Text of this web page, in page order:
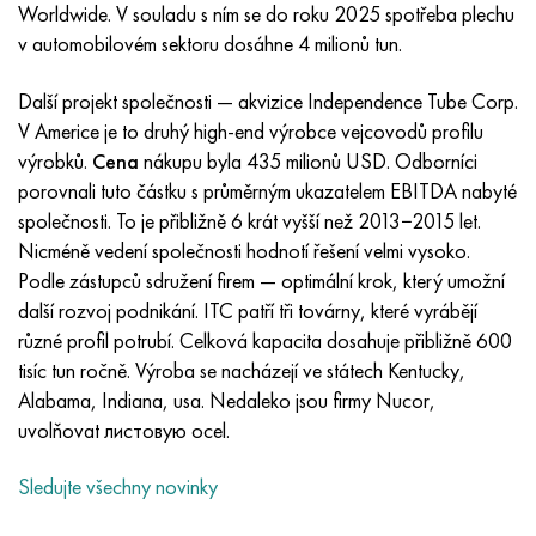
Worldwide. V souladu s ním se do roku 2025 spotřeba plechu
v automobilovém sektoru dosáhne 4 milionů tun.
Další projekt společnosti — akvizice Independence Tube Corp.
V Americe je to druhý high-end výrobce vejcovodů profilu
výrobků. Cena nákupu byla 435 milionů USD. Odborníci
porovnali tuto částku s průměrným ukazatelem EBITDA nabyté
společnosti. To je přibližně 6 krát vyšší než 2013−2015 let.
Nicméně vedení společnosti hodnotí řešení velmi vysoko.
Podle zástupců sdružení firem — optimální krok, který umožní
další rozvoj podnikání. ITC patří tři továrny, které vyrábějí
různé profil potrubí. Celková kapacita dosahuje přibližně 600
tisíc tun ročně. Výroba se nacházejí ve státech Kentucky,
Alabama, Indiana, usa. Nedaleko jsou firmy Nucor,
uvolňovat листовую ocel.
Sledujte všechny novinky
Inotherm
Jette M152
Kobalt 6B
maraging 250
René 41
Maraging 300
Maraging 350
MP35N
47ND
49 KF
49K2F, 49K2FA-VI
Slitina 50N
Slitina 50NP
50 NHS
Slitina 52N
52K12F
HN62VMYUT
HN63 MB
XN65VM
KhN65VMTYu
KhN67MVTYu
KhN68VKTYU
KhN68VMTYUK-vd
KhN70VMTYu
VT-35
PT-3V
PT-7M
2B
SPT-2 sv
AT3
3M
TL3
1.4466 - AISI 310MoLn
15-7Ph® - 1,4532
PH 13-8 Po - 1,4534
1,4542 - 17-4Ph®
Custom 455® - 1.4543 - uns s45500
1,4545 - 15-5Ph®
1,4548 - 17-4Ph®
1,4550 - AISI 347
10X17H13M3T
11X11N2V2MF
12Х18Н9Т
13X11N2V2MF
15x11mf
15x12vnmf
15H12H2MVFAB
15X16K5N2MVFAB
2,0872, CuNi10Fe1Mn, Cw352h
CW301G, C64200
křemíkový bronz
C65500, CuAl11Fe3
C65620, CuSi3Fe2Zn3
C65100, CuSi 1,5
Cín-olověný bronz
c92200, CuSn6Zn4Pb2
Červená mosaz
C83600, CuSn5ZnPb
45G2, 45g2, AISI 1144
10g2, 10g2, AISI 1513
12X2H4A, 15NiCr13, 1,5752
AC14, 11SMnPb30
20G, 20mn5
20XH3A, AISI 4320, 20hn3a
20HM, 24CrMo5, 20hm
25KhGM, 20CrMo5, 1,7264
Р6М5, 1.3343, hs6-5-2, sw7m
R6M5F3, 1,3344, hs6-5-3
Р9М4К8,1,3207
R12F3, 1,3318, sw12
P18, 1,3355, hs18-0-1, sw18
Uhlíková ocel
У10,1.1645, C105W1
11G12, 110G13L, X120Mn12